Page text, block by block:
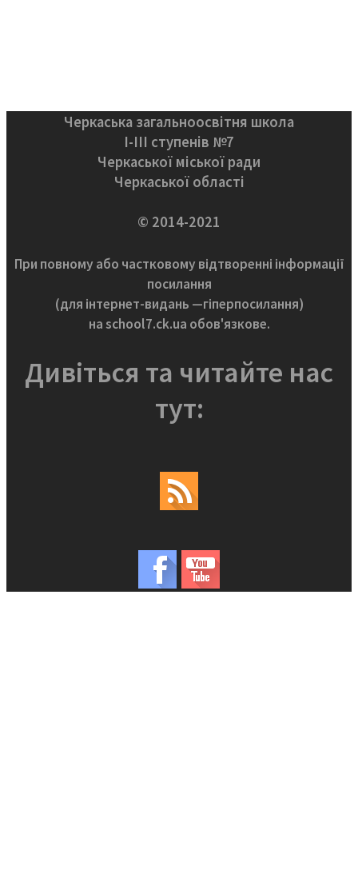
Черкаська загальноосвітня школа
І-ІІІ ступенів №7
Черкаської міської ради
Черкаської області
© 2014-2021
При повному або частковому відтворенні інформації
посилання
(для інтернет-видань —гіперпосилання)
на school7.ck.ua обов'язкове.
Дивіться та читайте нас
тут: